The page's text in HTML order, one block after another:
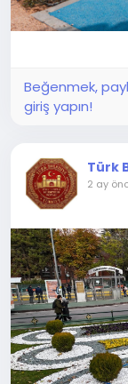
Beğenmek,
giriş yapın!
Türk
2 ay